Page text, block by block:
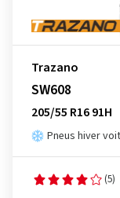
Trazano
SW608
205/55 R16 91H
Pneus hiver
(5)